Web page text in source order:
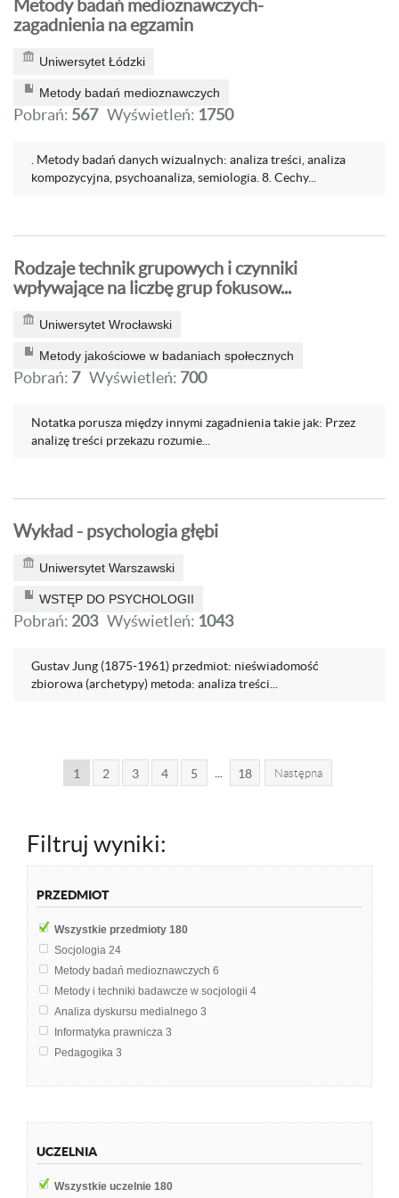
Metody badań medioznawczych-
zagadnienia na egzamin
Uniwersytet Łódzki
Metody badań medioznawczych
Pobrań: 567 Wyświetleń: 1750
. Metody badań danych wizualnych: analiza treści, analiza
kompozycyjna, psychoanaliza, semiologia. 8. Cechy...
Rodzaje technik grupowych i czynniki
wpływające na liczbę grup fokusow...
Uniwersytet Wrocławski
Metody jakościowe w badaniach społecznych
Pobrań: 7 Wyświetleń: 700
Notatka porusza między innymi zagadnienia takie jak: Przez
analizę treści przekazu rozumie...
Wykład - psychologia głębi
Uniwersytet Warszawski
WSTĘP DO PSYCHOLOGII
Pobrań: 203 Wyświetleń: 1043
Gustav Jung (1875-1961) przedmiot: nieświadomość
zbiorowa (archetypy) metoda: analiza treści...
1 2 3 4 5 18 Następna
Filtruj wyniki:
PRZEDMIOT
Wszystkie przedmioty 180
Socjologia 24
Metody badań medioznawczych 6
Metody i techniki badawcze w socjologii 4
Analiza dyskursu medialnego 3
Informatyka prawnicza 3
Pedagogika 3
Zagraniczne systemy medialne
UCZELNIA
Wszystkie uczelnie 180